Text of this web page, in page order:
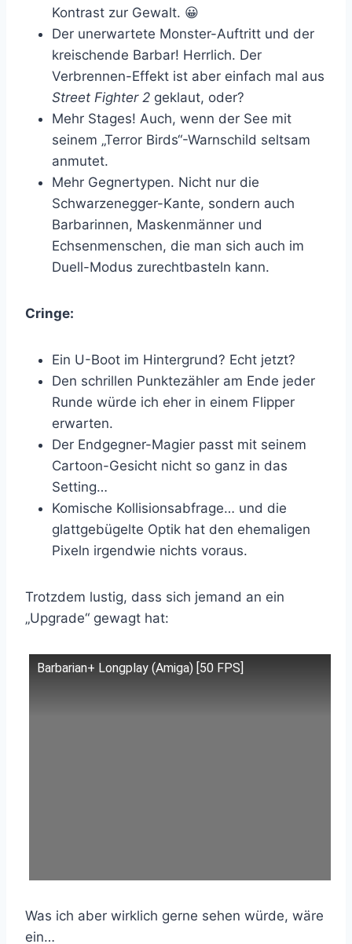
Kontrast zur Gewalt. 😀
Der unerwartete Monster-Auftritt und der
kreischende Barbar! Herrlich. Der
Verbrennen-Effekt ist aber einfach mal aus
Street Fighter 2 geklaut, oder?
Mehr Stages! Auch, wenn der See mit
seinem „Terror Birds“-Warnschild seltsam
anmutet.
Mehr Gegnertypen. Nicht nur die
Schwarzenegger-Kante, sondern auch
Barbarinnen, Maskenmänner und
Echsenmenschen, die man sich auch im
Duell-Modus zurechtbasteln kann.
Cringe:
Ein U-Boot im Hintergrund? Echt jetzt?
Den schrillen Punktezähler am Ende jeder
Runde würde ich eher in einem Flipper
erwarten.
Der Endgegner-Magier passt mit seinem
Cartoon-Gesicht nicht so ganz in das
Setting…
Komische Kollisionsabfrage… und die
glattgebügelte Optik hat den ehemaligen
Pixeln irgendwie nichts voraus.
Trotzdem lustig, dass sich jemand an ein
„Upgrade“ gewagt hat:
Barbarian+ Longplay (Amiga) [50 FPS]
Was ich aber wirklich gerne sehen würde, wäre
ein…